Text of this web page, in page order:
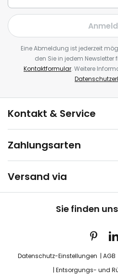
Eine Abmeldung ist jederzeit
den Sie in jedem Newsletter
Kontaktformular. Weitere
Kontakt & Service
Zahlungsarten
Versand via
Sie finden
Datenschutz-Einstellungen AGB
Entsorgungs- und